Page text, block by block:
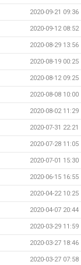
2020-09-21 09:36
2020-09-12 08:52
2020-08-29 13:56
2020-08-19 00:25
2020-08-12 09:25
2020-08-08 10:00
2020-08-02 11:29
2020-07-31 22:21
2020-07-28 11:05
2020-07-01 15:30
2020-06-15 16:55
2020-04-22 10:25
2020-04-07 20:44
2020-03-29 11:59
2020-03-27 18:46
2020-03-27 07:58